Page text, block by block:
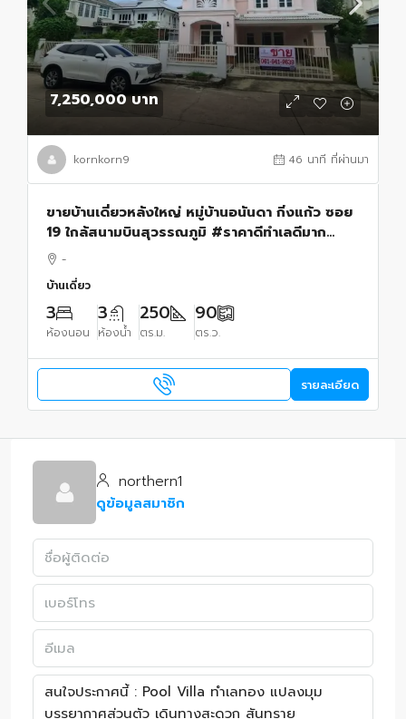
7,250,000 บาท
kornkorn9 46 นาที ที่ผ่านมา
ขายบ้านเดี่ยวหลังใหญ่ หมู่บ้านอนันดา กิ่งแก้ว ซอย
19 ใกล้สนามบินสุวรรณภูมิ #ราคาดีทำเลดีมาก
ติดต่อผึ้งรติ0619419639
-
บ้านเดี่ยว
3
ห้องนอน
3
ห้องน้ำ
250
ตร.ม.
90
ตร.ว.
รายละเอียด
northern1
ดูข้อมูลสมาชิก